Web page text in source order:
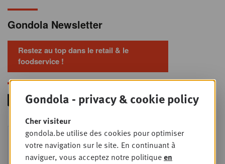
Gondola Newsletter
Restez au top dans le retail & le
foodservice !
MER
9
SEPT
Foodservice - Joint
business planning
Intro to Negotiation: Succes aan de
Gondola - privacy & cookie policy
Cher visiteur
gondola.be utilise des cookies pour optimiser
votre navigation sur le site. En continuant à
naviguer, vous acceptez notre politiqueen